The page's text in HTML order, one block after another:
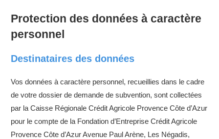
Protection des données à caractère
personnel
Destinataires des données
Vos données à caractère personnel, recueillies dans le cadre
de votre dossier de demande de subvention, sont collectées
par la Caisse Régionale Crédit Agricole Provence Côte d’Azur
pour le compte de la Fondation d’Entreprise Crédit Agricole
Provence Côte d’Azur Avenue Paul Arène, Les Négadis,